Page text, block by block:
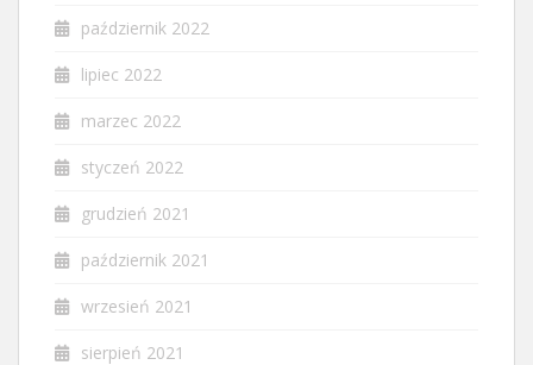
październik 2022
lipiec 2022
marzec 2022
styczeń 2022
grudzień 2021
październik 2021
wrzesień 2021
sierpień 2021